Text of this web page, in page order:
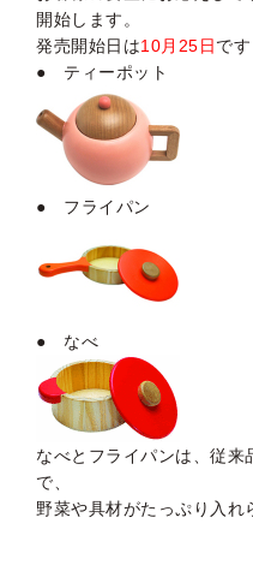
開始します。
発売開始日は10月25日です
● ティーポット
● フライパン
● なべ
なべとフライパンは、従来
で、
野菜や具材がたっぷり入れ